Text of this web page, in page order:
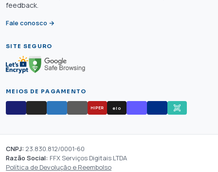
feedback.
Fale conosco →
SITE SEGURO
MEIOS DE PAGAMENTO
HIPER elo
CNPJ: 23.830.812/0001-60
Razão Social: FFX Serviços Digitais LTDA
Política de Devolução e Reembolso